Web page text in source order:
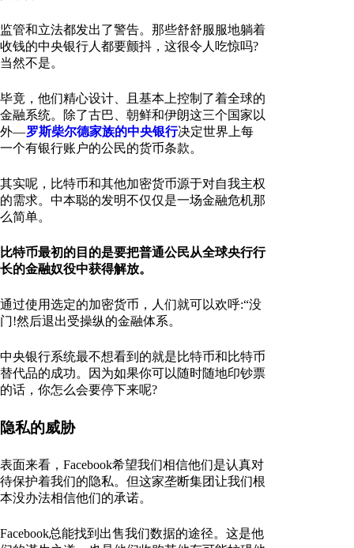
监管和立法都发出了警告。那些舒舒服服地躺着
收钱的中央银行人都要颤抖，这很令人吃惊吗?
当然不是。
毕竟，他们精心设计、且基本上控制了着全球的
金融系统。除了古巴、朝鲜和伊朗这三个国家以
外—罗斯柴尔德家族的中央银行决定世界上每
一个有银行账户的公民的货币条款。
其实呢，比特币和其他加密货币源于对自我主权
的需求。中本聪的发明不仅仅是一场金融危机那
么简单。
比特币最初的目的是要把普通公民从全球央行行
长的金融奴役中获得解放。
通过使用选定的加密货币，人们就可以欢呼:“没
门!然后退出受操纵的金融体系。
中央银行系统最不想看到的就是比特币和比特币
替代品的成功。因为如果你可以随时随地印钞票
的话，你怎么会要停下来呢?
隐私的威胁
表面来看，Facebook希望我们相信他们是认真对
待保护着我们的隐私。但这家垄断集团让我们根
本没办法相信他们的承诺。
Facebook总能找到出售我们数据的途径。这是他